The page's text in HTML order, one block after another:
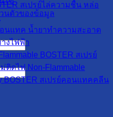
นตัวของข้อมูล
สเปรย์ไล่ความชื้น หล่อ
น้ำยาทำความสะอาด
งไฟฟ้า
สเปรย์
ดไฟ Non-Flammable
สเปรย์คอนแทคคลีน